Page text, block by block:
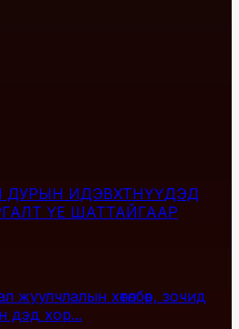
ДУРЫН ИДЭВХТНҮҮДЭД
ҮЕ ШАТТАЙГААР
жуулчлалын хөтөлбөр, зочид
дэд хор...